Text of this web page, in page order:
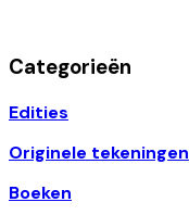
Categorieën
Edities
Originele tekeningen
Boeken